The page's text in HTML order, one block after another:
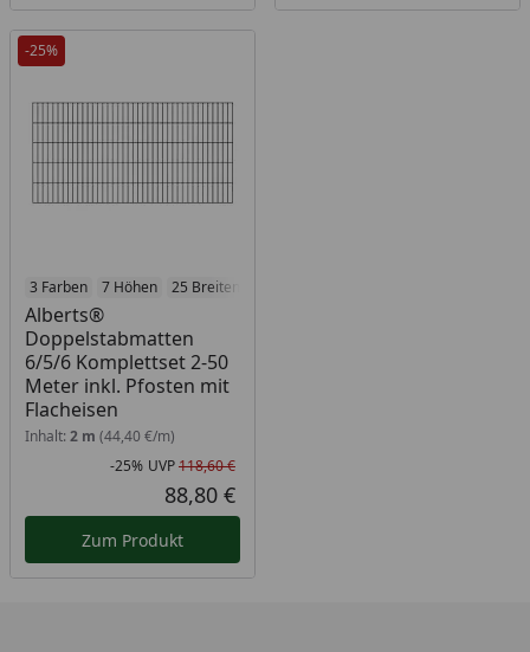
-25%
3 Farben 7 Höhen 25 Breiten
Alberts®
Doppelstabmatten
6/5/6 Komplettset 2-50
Meter inkl. Pfosten mit
Flacheisen
Inhalt: 2 m (44,40 €/m)
Rabatt in Prozent
-25%
Ursprünglicher Preis
UVP118,60 €
Aktueller Preis
88,80 €
Zum Produkt